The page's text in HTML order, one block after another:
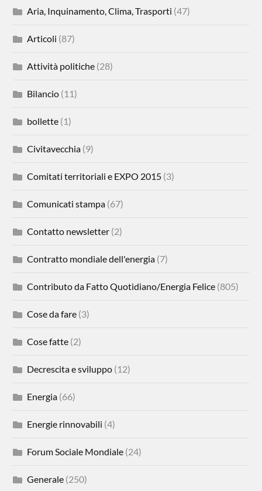
Aria, Inquinamento, Clima, Trasporti (47)
Articoli (87)
Attività politiche (28)
Bilancio (11)
bollette (1)
Civitavecchia (9)
Comitati territoriali e EXPO 2015 (3)
Comunicati stampa (67)
Contatto newsletter (2)
Contratto mondiale dell'energia (7)
Contributo da Fatto Quotidiano/Energia Felice (805)
Cose da fare (3)
Cose fatte (2)
Decrescita e sviluppo (12)
Energia (66)
Energie rinnovabili (4)
Forum Sociale Mondiale (24)
Generale (250)